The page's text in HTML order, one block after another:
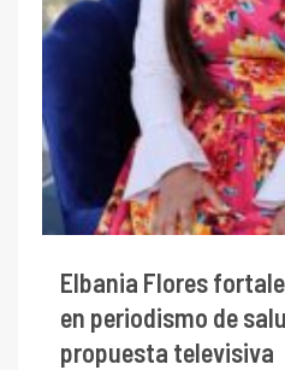
Elbania Flores
en periodismo de
propuesta televisiva